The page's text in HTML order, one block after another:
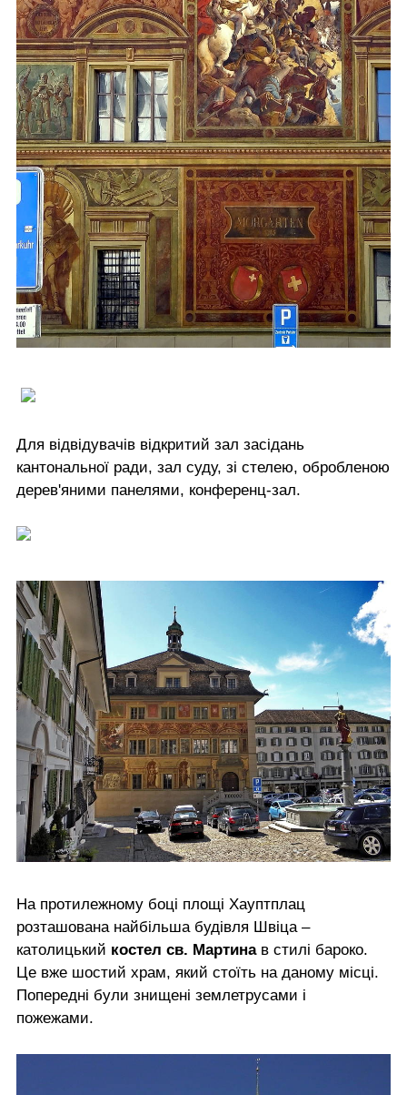
Для відвідувачів відкритий зал засідань
кантональної ради, зал суду, зі стелею, обробленою
дерев'яними панелями, конференц-зал.
На протилежному боці площі Хауптплац
розташована найбільша будівля Швіца –
католицький костел св. Мартинав стилі бароко.
Це вже шостий храм, який стоїть на даному місці.
Попередні були знищені землетрусами і
пожежами.